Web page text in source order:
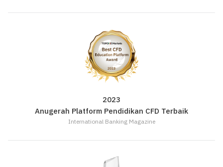
2023
Anugerah Platform Pendidikan CFD Terbaik
International Banking Magazine